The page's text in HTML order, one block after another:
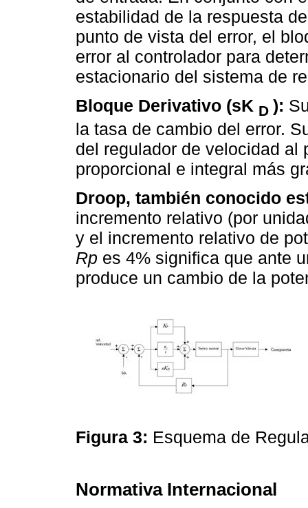
estabilidad de la respuesta
punto de vista del error, el
error al controlador para
estacionario del sistema de
Bloque Derivativo (sK D ):
la tasa de cambio del error.
del regulador de velocidad al
proporcional e integral más
Droop, también conocido
incremento relativo (por
y el incremento relativo de
Rp es 4% significa que ante
produce un cambio de la
Figura 3: Esquema de
Normativa Internacional